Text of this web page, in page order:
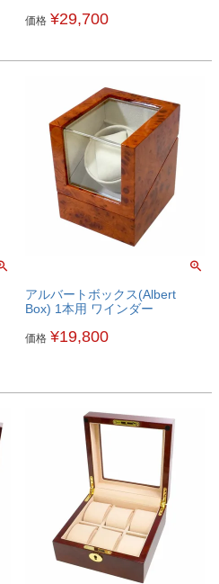
価格 ¥29,700
アルバートボックス(Albert
Box) 1本用 ワインダー
価格 ¥19,800